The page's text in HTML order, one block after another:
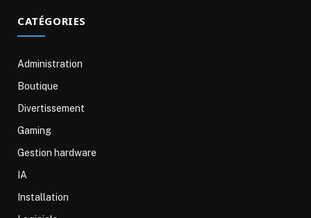
CATÉGORIES
Administration
Boutique
Divertissement
Gaming
Gestion hardware
IA
Installation